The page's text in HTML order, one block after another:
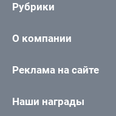
Рубрики
О компании
Реклама на сайте
Наши награды